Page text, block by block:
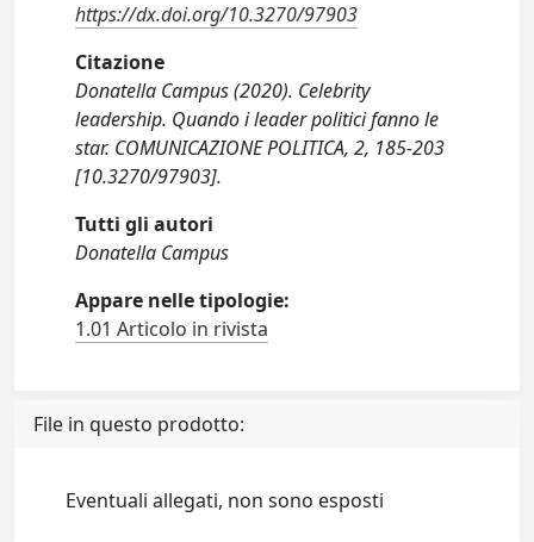
https://dx.doi.org/10.3270/97903
Citazione
Donatella Campus (2020). Celebrity
leadership. Quando i leader politici fanno le
star. COMUNICAZIONE POLITICA, 2, 185-203
[10.3270/97903].
Tutti gli autori
Donatella Campus
Appare nelle tipologie:
1.01 Articolo in rivista
File in questo prodotto:
Eventuali allegati, non sono esposti